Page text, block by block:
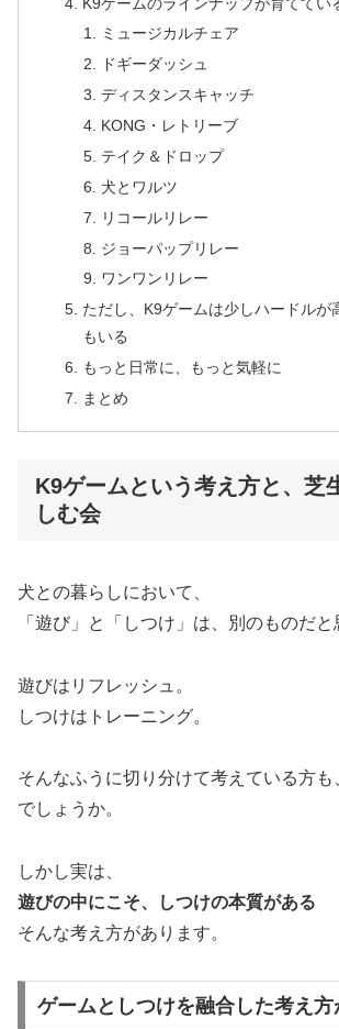
ミュージカルチェア
ドギーダッシュ
ディスタンスキャッチ
KONG・レトリーブ
テイク＆ドロップ
犬とワルツ
リコールリレー
ジョーパップリレー
ワンワンリレー
ただし、K9ゲームは少しハードルが
もいる
もっと日常に、もっと気軽に
まとめ
K9ゲームという考え方と、芝
しむ会
犬との暮らしにおいて、
「遊び」と「しつけ」は、別のものだと
遊びはリフレッシュ。
しつけはトレーニング。
そんなふうに切り分けて考えている方
でしょうか。
しかし実は、
遊びの中にこそ、しつけの本質がある
そんな考え方があります。
ゲームとしつけを融合した考え方